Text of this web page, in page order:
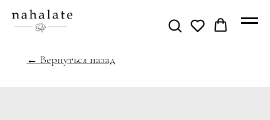
← Вернуться назад